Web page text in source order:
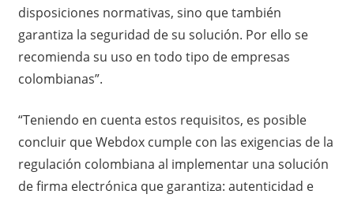
disposiciones normativas, sino que también
garantiza la seguridad de su solución. Por ello se
recomienda su uso en todo tipo de empresas
colombianas”.
“Teniendo en cuenta estos requisitos, es posible
concluir que Webdox cumple con las exigencias de la
regulación colombiana al implementar una solución
de firma electrónica que garantiza: autenticidad e